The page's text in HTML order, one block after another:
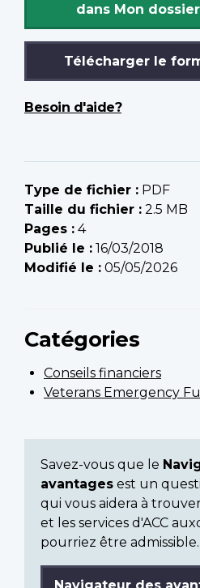
dans Mon
Télécharger le
Besoin d'aide?
Type de fichier : PDF
Taille du fichier : 2.5 MB
Pages : 4
Publié le : 16/03/2018
Modifié le : 05/05/2026
Catégories
Conseils financiers
Veterans Emergency
Savez-vous que le
avantages est un
qui vous aidera à
et les services d'ACC
pourriez être admissible.